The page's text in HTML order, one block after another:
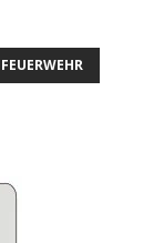
FEUERWEHR